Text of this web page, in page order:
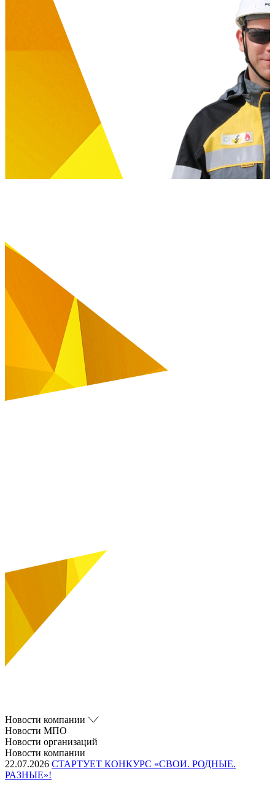
Новости компании
Новости МПО
Новости организаций
Новости компании
22.07.2026 СТАРТУЕТ КОНКУРС «СВОИ. РОДНЫЕ.
РАЗНЫЕ»!